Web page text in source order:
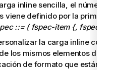
inline sencilla, el número
viene definido por la primera
::= ( fspec-item {, fspec-
la carga inline con
los mismos elementos de
de formato que están